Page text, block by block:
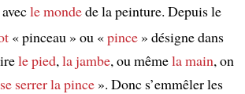
le mondede la peinture. Depuis le
« pinceau » ou «pince» désigne dans
le pied, la jambe, ou mêmela main, on
se serrer la pince». Donc s’emmêler les